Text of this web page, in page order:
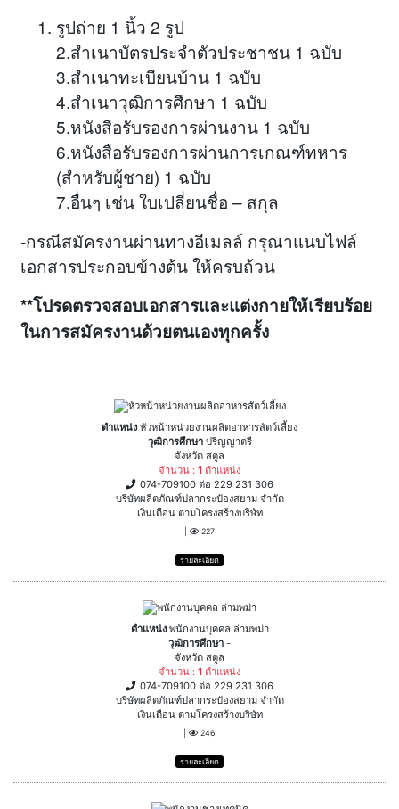
รูปถ่าย 1 นิ้ว 2 รูป
2.สำเนาบัตรประจำตัวประชาชน 1 ฉบับ
3.สำเนาทะเบียนบ้าน 1 ฉบับ
4.สำเนาวุฒิการศึกษา 1 ฉบับ
5.หนังสือรับรองการผ่านงาน 1 ฉบับ
6.หนังสือรับรองการผ่านการเกณฑ์ทหาร
(สำหรับผู้ชาย) 1 ฉบับ
7.อื่นๆ เช่น ใบเปลี่ยนชื่อ – สกุล
-กรณีสมัครงานผ่านทางอีเมลล์ กรุณาแนบไฟล์
เอกสารประกอบข้างต้น ให้ครบถ้วน
**โปรดตรวจสอบเอกสารและแต่งกายให้เรียบร้อย
ในการสมัครงานด้วยตนเองทุกครั้ง
ตำแหน่ง หัวหน้าหน่วยงานผลิตอาหารสัตว์เลี้ยง
วุฒิการศึกษา ปริญญาตรี
จังหวัด สตูล
จำนวน : 1 ตำแหน่ง
074-709100 ต่อ 229 231 306
บริษัทผลิตภัณฑ์ปลากระป๋องสยาม จำกัด
เงินเดือน ตามโครงสร้างบริษัท
227
รายละเอียด
ตำแหน่งพนักงานบุคคล ล่ามพม่า
วุฒิการศึกษา -
จังหวัด สตูล
จำนวน : 1 ตำแหน่ง
074-709100 ต่อ 229 231 306
บริษัทผลิตภัณฑ์ปลากระป๋องสยาม จำกัด
เงินเดือน ตามโครงสร้างบริษัท
246
รายละเอียด